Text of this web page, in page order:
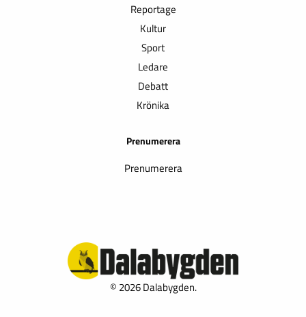
Reportage
Kultur
Sport
Ledare
Debatt
Krönika
Prenumerera
Prenumerera
© 2026 Dalabygden.